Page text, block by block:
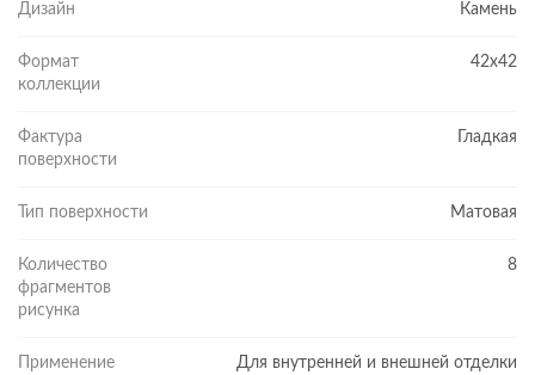
Дизайн Камень
Формат
коллекции
42x42
Фактура
поверхности
Гладкая
Тип поверхности Матовая
Количество
фрагментов
рисунка
8
Применение Для внутренней и внешней отделки